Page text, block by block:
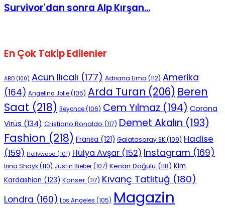
Survivor'dan sonra Alp Kırşan...
En Çok Takip Edilenler
ABD (100) Acun Ilıcalı (177) Adriana Lima (112) Amerika
(164) Angelina Jolie(105) Arda Turan (206) Beren
Saat (218) Beyonce(106) Cem Yılmaz (194) Corona
Virüs (134) Cristiano Ronaldo (117) Demet Akalın (193)
Fashion (218) Fransa (121) Galatasaray SK(109) Hadise
(159) Hollywood (101) Hülya Avşar (152) Instagram (169)
Irina Shayk(110) Justin Bieber(107) Kenan Doğulu (118) Kim
Kardashian (123) Konser (117) Kıvanç Tatlıtuğ (180)
Londra (160) Los Angeles (105) Magazin